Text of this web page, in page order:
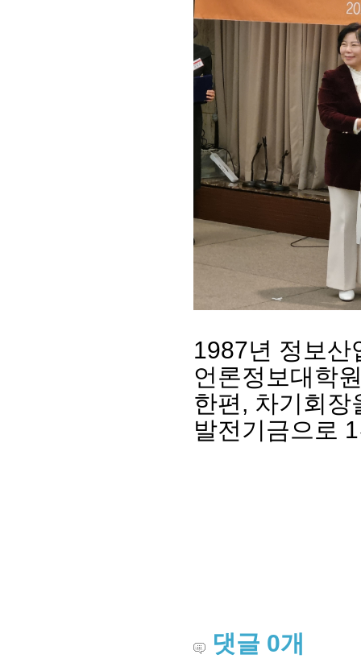
이사장 인사말
연혁·사업실적
총동창
모교 소
지부·
언론에
동창회
영상갤
1987년 정보산
언론정보대학
한편, 차기회
발전기금으로
댓글 0개